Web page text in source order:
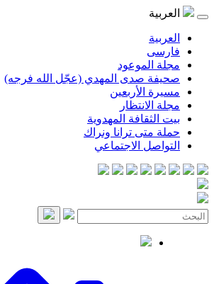
العربية
العربية
فارسی
مجلة الموعود
صحيفة صدى المهدي (عجّل الله فرجه)
مسيرة الأربعين
مجلة الانتظار
بيت الثقافة المهدوية
حملة متى ترانا ونراك
التواصل الاجتماعي